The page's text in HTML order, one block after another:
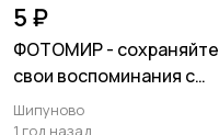
5 ₽
ФОТОМИР - сохраняйте
свои воспоминания с
нами!
Шипуново
1 год назад